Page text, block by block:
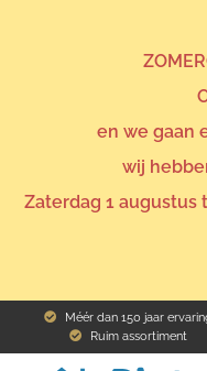
Méér dan 150 jaar
Ruim assortiment
en we gaan
wij
Zaterdag 1 augustus
Assortiment